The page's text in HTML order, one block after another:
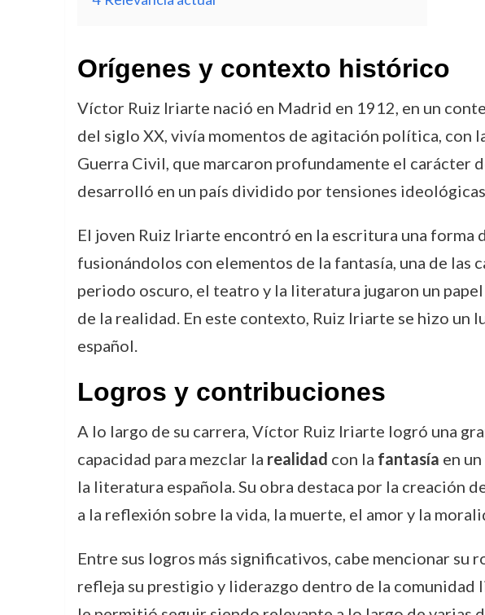
Orígenes y contexto histórico
Víctor Ruiz Iriarte nació en Madrid en 1912, en un
del siglo XX, vivía momentos de agitación política, con
Guerra Civil, que marcaron profundamente el carácter
desarrolló en un país dividido por tensiones
El joven Ruiz Iriarte encontró en la escritura una
fusionándolos con elementos de la fantasía, una de las
periodo oscuro, el teatro y la literatura jugaron un
de la realidad. En este contexto, Ruiz Iriarte se hizo
español.
Logros y contribuciones
A lo largo de su carrera, Víctor Ruiz Iriarte logró una
capacidad para mezclar la realidad con la fantasía en
la literatura española. Su obra destaca por la creación
a la reflexión sobre la vida, la muerte, el amor y la
Entre sus logros más significativos, cabe mencionar su
refleja su prestigio y liderazgo dentro de la comunidad